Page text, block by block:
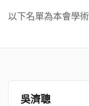
以下名單為本會學
吳濟聰